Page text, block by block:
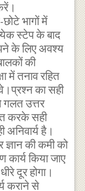
भागों में
स्टेप के बाद
के लिए अवश्य
की
में तनाव रहित
का सही
गलत उत्तर
करके सही
अनिवार्य है।
ज्ञान की कमी को
कार्य किया जाए
दूर होगा।
कराने से